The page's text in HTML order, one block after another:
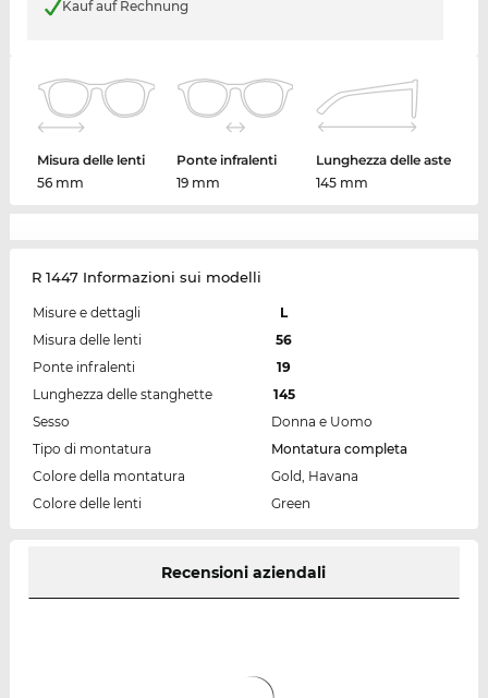
Kauf auf Rechnung
Misura delle lenti
56 mm
Ponte infralenti
19 mm
Lunghezza delle aste
145 mm
R 1447 Informazioni sui modelli
Misure e dettagli
L
Misura delle lenti
56
Ponte infralenti
19
Lunghezza delle stanghette
145
Sesso
Donna e Uomo
Tipo di montatura
Montatura completa
Colore della montatura
Gold, Havana
Colore delle lenti
Green
Recensioni aziendali